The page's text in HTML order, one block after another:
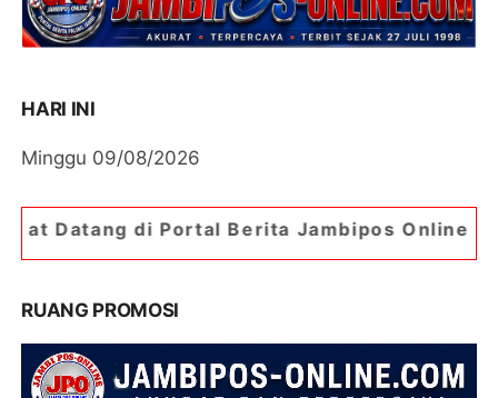
HARI INI
Minggu 09/08/2026
Berita Jambipos Online. Portal Berita
RUANG PROMOSI